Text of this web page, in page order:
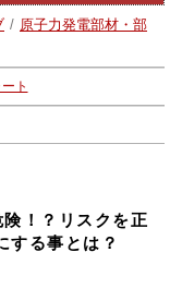
にメカニカルシール
導体産業セグメントで
電子機器・精密機器
海洋産業セグメント
販売を行っておりま
エンジン用のシール
/ 原子力発電部材・部
！？リスクを正
する事とは？